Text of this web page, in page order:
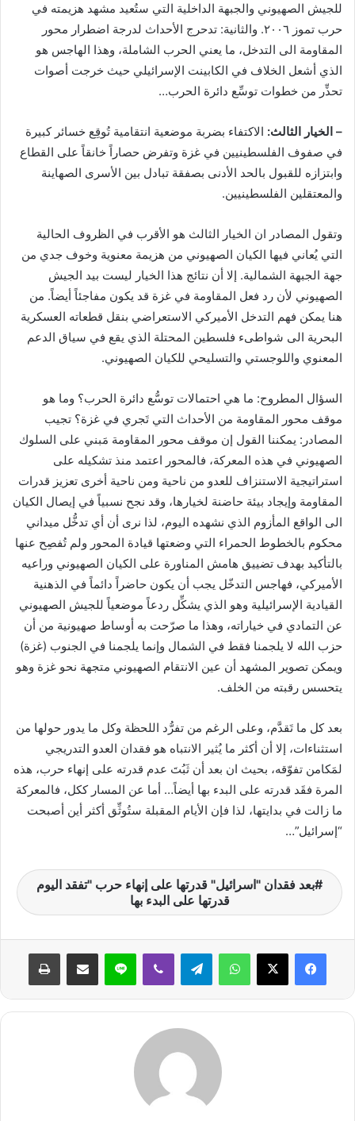
للجيش الصهيوني والجبهة الداخلية التي ستُعيد مشهد هزيمته في
حرب تموز ٢٠٠٦. والثانية: تدحرج الأحداث لدرجة اضطرار محور
المقاومة الى التدخل، ما يعني الحرب الشاملة، وهذا الهاجس هو
الذي أشعل الخلاف في الكابينت الإسرائيلي حيث خرجت أصوات
تحذِّر من خطوات توسِّع دائرة الحرب…
– الخيار الثالث: الاكتفاء بضربة موضعية انتقامية تُوقِع خسائر كبيرة
في صفوف الفلسطينيين في غزة وتفرض حصاراً خانقاً على القطاع
وابتزازه للقبول بالحد الأدنى بصفقة تبادل بين الأسرى الصهاينة
والمعتقلين الفلسطينيين.
وتقول المصادر ان الخيار الثالث هو الأقرب في الظروف الحالية
التي يُعاني فيها الكيان الصهيوني من هزيمة معنوية وخوف جدي من
جهة الجبهة الشمالية. إلا أن نتائج هذا الخيار ليست بيد الجيش
الصهيوني لأن رد فعل المقاومة في غزة قد يكون مفاجئاً أيضاً. من
هنا يمكن فهم التدخل الأميركي الاستعراضي بنقل قطعاته العسكرية
البحرية الى شواطىء فلسطين المحتلة الذي يقع في سياق الدعم
المعنوي واللوجستي والتسليحي للكيان الصهيوني.
السؤال المطروح: ما هي احتمالات توسُّع دائرة الحرب؟ وما هو
موقف محور المقاومة من الأحداث التي تَجري في غزة؟ تجيب
المصادر: يمكننا القول إن موقف محور المقاومة مَبني على السلوك
الصهيوني في هذه المعركة، فالمحور اعتمد منذ تشكيله على
استراتيجية الاستنزاف للعدو من ناحية ومن ناحية أخرى تعزيز قدرات
المقاومة وإيجاد بيئة حاضنة لخيارها، وقد نجح نسبياً في إيصال الكيان
الى الواقع المأزوم الذي نشهده اليوم، لذا نرى أن أي تدخُّل ميداني
محكوم بالخطوط الحمراء التي وضعتها قيادة المحور ولم تُفصِح عنها
بالتأكيد بهدف تضييق هامش المناورة على الكيان الصهيوني وراعيه
الأميركي، فهاجس التدخّل يجب أن يكون حاضراً دائماً في الذهنية
القيادية الإسرائيلية وهو الذي يشكِّل ردعاً موضعياً للجيش الصهيوني
عن التمادي في خياراته، وهذا ما صرّحت به أوساط صهيونية من أن
حزب الله لا يلجمنا فقط في الشمال وإنما يلجمنا في الجنوب (غزة)
ويمكن تصوير المشهد أن عين الانتقام الصهيوني متجهة نحو غزة وهو
يتحسس رقبته من الخلف.
بعد كل ما تَقدَّم، وعلى الرغم من تفرُّد اللحظة وكل ما يدور حولها من
استثناءات، إلا أن أكثر ما يُثير الانتباه هو فقدان العدو التدريجي
لمَكامن تفوّقه، بحيث ان بعد أن ثَبُتَ عدم قدرته على إنهاء حرب، هذه
المرة فقَد قدرته على البدء بها أيضاً… أما عن المسار ككل، فالمعركة
ما زالت في بدايتها، لذا فإن الأيام المقبلة ستُوثِّق أكثر أين أصبحت
“إسرائيل”…
بعد فقدان "اسرائيل" قدرتها على إنهاء حرب "تفقد اليوم
قدرتها على البدء بها
واتساب لاين